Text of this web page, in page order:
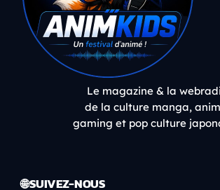
Le magazine & la
de la culture manga,
gaming et pop culture
🌐 SUIVEZ-NOUS